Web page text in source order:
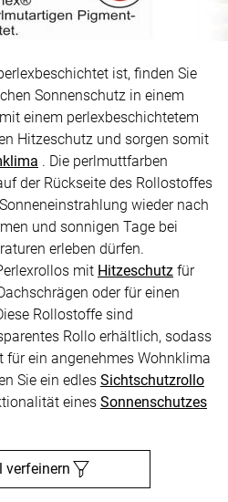
ist, finden Sie
Sonnenschutz in einem
einem perlexbeschichtetem
Hitzeschutz und sorgen somit
. Die perlmuttfarben
der Rückseite des Rollostoffes
wieder nach
und sonnigen Tage bei
erleben dürfen.
mit Hitzeschutz für
oder für einen
Rollostoffe sind
Rollo erhältlich, sodass
für ein angenehmes Wohnklima
Sie ein edles Sichtschutzrollo
eines Sonnenschutzes
verfeinern